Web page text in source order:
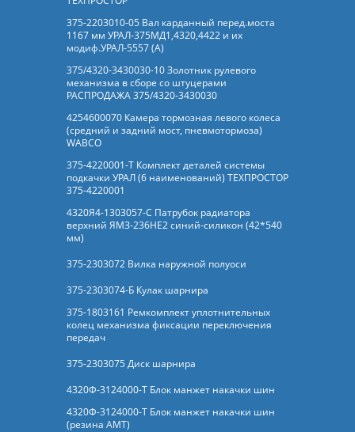
375-2203010-05 Вал карданный перед.моста
1167 мм УРАЛ-375МД1,4320,4422 и их
модиф.УРАЛ-5557 (А)
375/4320-3430030-10 Золотник рулевого
механизма в сборе со штуцерами
РАСПРОДАЖА 375/4320-3430030
4254600070 Камера тормозная левого колеса
(средний и задний мост, пневмотормоза)
WABCO
375-4220001-Т Комплект деталей системы
подкачки УРАЛ (6 наименований) ТЕХПРОСТОР
375-4220001
4320Я4-1303057-С Патрубок радиатора
верхний ЯМЗ-236НЕ2 синий-силикон (42*540
мм)
375-2303072 Вилка наружной полуоси
375-2303074-Б Кулак шарнира
375-1803161 Ремкомплект уплотнительных
колец механизма фиксации переключения
передач
375-2303075 Диск шарнира
4320Ф-3124000-Т Блок манжет накачки шин
4320Ф-3124000-Т Блок манжет накачки шин
(резина АМТ)